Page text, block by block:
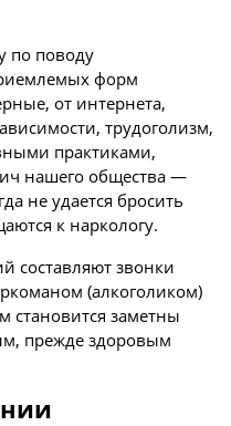
по поводу
форм
от интернета,
трудоголизм,
практиками,
нашего общества —
не удается бросить
к наркологу.
составляют звонки
(алкоголиком)
заметны
прежде здоровым